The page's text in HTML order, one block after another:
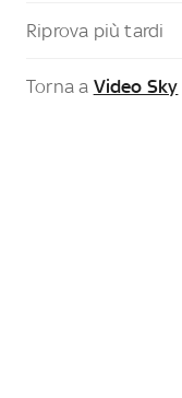
Riprova più tardi
Torna a Video Sky